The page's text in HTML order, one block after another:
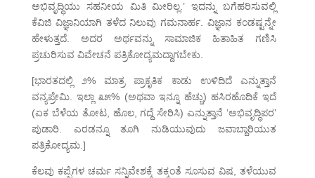
ಅಭಿವೃದ್ಧಿಯು ಸಹನೀಯ ಮಿತಿ ಮೀರಿಲ್ಲ.’ ಇದನ್ನು ಬಗೆಹರಿಸುವಲ್ಲಿ
ಕೆವಿಜಿ ವಿಜ್ಞಾನಿಯಾಗಿ ತಳೆದ ನಿಲುವು ಗಮನಾರ್ಹ. ವಿಜ್ಞಾನ ಕಂಡಷ್ಟನ್ನೇ
ಹೇಳುತ್ತದೆ. ಅದರ ಅರ್ಥವನ್ನು ಸಾಮಾಜಿಕ ಹಿತಾಹಿತ ಗಣಿಸಿ
ಪ್ರಚುರಿಸುವ ವಿವೇಚನೆ ಪತ್ರಿಕೋದ್ಯಮದ್ದಾಗಬೇಕು.
[ಭಾರತದಲ್ಲಿ ೨% ಮಾತ್ರ ಪ್ರಾಕೃತಿಕ ಕಾಡು ಉಳಿದಿದೆ ಎನ್ನುತ್ತಾನೆ
ವನ್ಯಪ್ರೇಮಿ. ಇಲ್ಲಾ ೩೫% (ಅಥವಾ ಇನ್ನೂ ಹೆಚ್ಚು) ಹಸಿರಹೊದಿಕೆ ಇದೆ
(ಏಕ ಬೆಳೆಯ ತೋಟ, ಹೊಲ, ಗದ್ದೆ ಸೇರಿಸಿ) ಎನ್ನುತ್ತಾನೆ ‘ಅಭಿವೃದ್ಧಿಪರ’
ಪುಡಾರಿ. ಎರಡನ್ನೂ ತೂಗಿ ನುಡಿಯುವುದು ಜವಾಬ್ದಾರಿಯುತ
ಪತ್ರಿಕೋದ್ಯಮ.]
ಕೆಲವು ಕಪ್ಪೆಗಳ ಚರ್ಮ ಸನ್ನಿವೇಶಕ್ಕೆ ತಕ್ಕಂತೆ ಸೂಸುವ ವಿಷ, ತಳೆಯುವ